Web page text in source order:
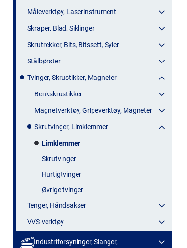
Måleverktøy, Laserinstrument
Skraper, Blad, Siklinger
Skrutrekker, Bits, Bitssett, Syler
Stålbørster
Tvinger, Skrustikker, Magneter
Benkskrustikker
Magnetverktøy, Gripeverktøy, Magneter
Skrutvinger, Limklemmer
Limklemmer
Skrutvinger
Hurtigtvinger
Øvrige tvinger
Tenger, Håndsakser
VVS-verktøy
Industriforsyninger, Slanger,